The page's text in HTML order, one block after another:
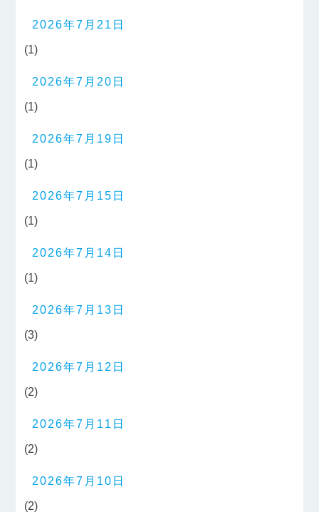
2026年7月21日
(1)
2026年7月20日
(1)
2026年7月19日
(1)
2026年7月15日
(1)
2026年7月14日
(1)
2026年7月13日
(3)
2026年7月12日
(2)
2026年7月11日
(2)
2026年7月10日
(2)